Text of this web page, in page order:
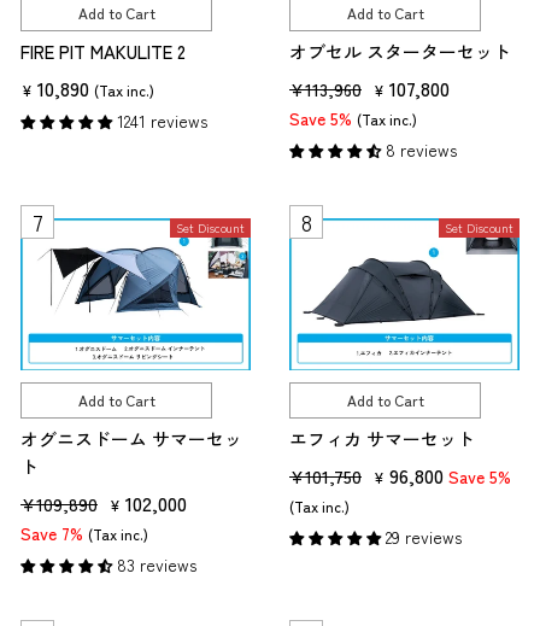
Add to Cart
FIRE PIT MAKULITE 2
¥ 10,890 (Tax inc.)
1241 reviews
Add to Cart
オブセル スターターセット
R
e
g
l
a
c
¥113,960 S
a
l
i
c
e
¥ 107,800
Save 5% (Tax inc.)
8 reviews
Set Discount
Add to Cart
オグニスドーム サマーセッ
ト
R
e
g
l
¥109,890 S
a
l
¥ 102,000
Save 7% (Tax inc.)
83 reviews
Set Discount
Add to Cart
エフィカ サマーセット
R
e
g
a
¥101,750 S
l
¥ 96,800 Save 5%
(Tax inc.)
29 reviews